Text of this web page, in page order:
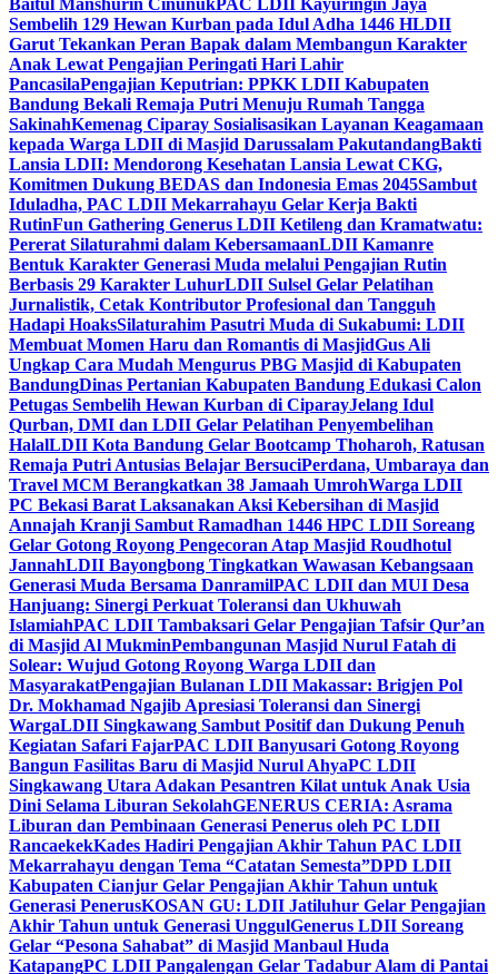
Baitul Manshurin CinunukPAC LDII Kayuringin Jaya
Sembelih 129 Hewan Kurban pada Idul Adha 1446 HLDII
Garut Tekankan Peran Bapak dalam Membangun Karakter
Anak Lewat Pengajian Peringati Hari Lahir
PancasilaPengajian Keputrian: PPKK LDII Kabupaten
Bandung Bekali Remaja Putri Menuju Rumah Tangga
SakinahKemenag Ciparay Sosialisasikan Layanan Keagamaan
kepada Warga LDII di Masjid Darussalam PakutandangBakti
Lansia LDII: Mendorong Kesehatan Lansia Lewat CKG,
Komitmen Dukung BEDAS dan Indonesia Emas 2045Sambut
Iduladha, PAC LDII Mekarrahayu Gelar Kerja Bakti
RutinFun Gathering Generus LDII Ketileng dan Kramatwatu:
Pererat Silaturahmi dalam KebersamaanLDII Kamanre
Bentuk Karakter Generasi Muda melalui Pengajian Rutin
Berbasis 29 Karakter LuhurLDII Sulsel Gelar Pelatihan
Jurnalistik, Cetak Kontributor Profesional dan Tangguh
Hadapi HoaksSilaturahim Pasutri Muda di Sukabumi: LDII
Membuat Momen Haru dan Romantis di MasjidGus Ali
Ungkap Cara Mudah Mengurus PBG Masjid di Kabupaten
BandungDinas Pertanian Kabupaten Bandung Edukasi Calon
Petugas Sembelih Hewan Kurban di CiparayJelang Idul
Qurban, DMI dan LDII Gelar Pelatihan Penyembelihan
HalalLDII Kota Bandung Gelar Bootcamp Thoharoh, Ratusan
Remaja Putri Antusias Belajar BersuciPerdana, Umbaraya dan
Travel MCM Berangkatkan 38 Jamaah UmrohWarga LDII
PC Bekasi Barat Laksanakan Aksi Kebersihan di Masjid
Annajah Kranji Sambut Ramadhan 1446 HPC LDII Soreang
Gelar Gotong Royong Pengecoran Atap Masjid Roudhotul
JannahLDII Bayongbong Tingkatkan Wawasan Kebangsaan
Generasi Muda Bersama DanramilPAC LDII dan MUI Desa
Hanjuang: Sinergi Perkuat Toleransi dan Ukhuwah
IslamiahPAC LDII Tambaksari Gelar Pengajian Tafsir Qur’an
di Masjid Al MukminPembangunan Masjid Nurul Fatah di
Solear: Wujud Gotong Royong Warga LDII dan
MasyarakatPengajian Bulanan LDII Makassar: Brigjen Pol
Dr. Mokhamad Ngajib Apresiasi Toleransi dan Sinergi
WargaLDII Singkawang Sambut Positif dan Dukung Penuh
Kegiatan Safari FajarPAC LDII Banyusari Gotong Royong
Bangun Fasilitas Baru di Masjid Nurul AhyaPC LDII
Singkawang Utara Adakan Pesantren Kilat untuk Anak Usia
Dini Selama Liburan SekolahGENERUS CERIA: Asrama
Liburan dan Pembinaan Generasi Penerus oleh PC LDII
RancaekekKades Hadiri Pengajian Akhir Tahun PAC LDII
Mekarrahayu dengan Tema “Catatan Semesta”DPD LDII
Kabupaten Cianjur Gelar Pengajian Akhir Tahun untuk
Generasi PenerusKOSAN GU: LDII Jatiluhur Gelar Pengajian
Akhir Tahun untuk Generasi UnggulGenerus LDII Soreang
Gelar “Pesona Sahabat” di Masjid Manbaul Huda
KatapangPC LDII Pangalengan Gelar Tadabur Alam di Pantai